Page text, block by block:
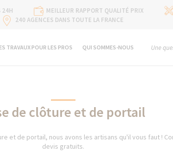
24H MEILLEUR RAPPORT QUALITÉ PRIX
240 AGENCES DANS TOUTE LA FRANCE
TRAVAUX POUR LES PROS QUI SOMMES-NOUS Une
de clôture et de portail
et de portail, nous avons les artisans qu'il vous faut !
devis gratuits.